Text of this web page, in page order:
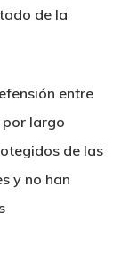
de la
entre
por largo
de las
y no han